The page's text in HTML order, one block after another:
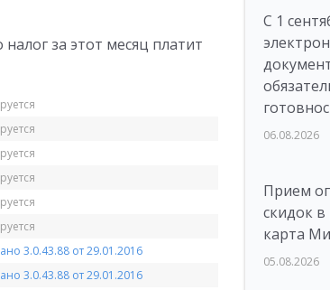
налог за этот месяц платит
3.0.43.88 от 29.01.2016
3.0.43.88 от 29.01.2016
С 1
06.08.2026
Прием
скидок
карта
05.08.2026